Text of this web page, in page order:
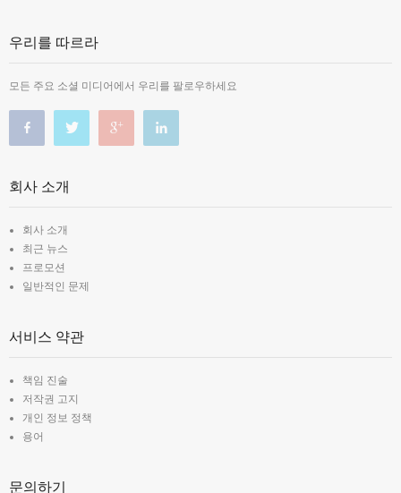
우리를 따르라
모든 주요 소셜 미디어에서 우리를 팔로우하세요
회사 소개
회사 소개
최근 뉴스
프로모션
일반적인 문제
서비스 약관
책임 진술
저작권 고지
개인 정보 정책
용어
문의하기